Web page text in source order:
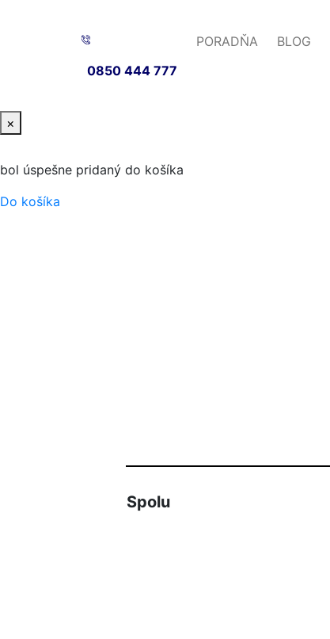
0850 444 777
PORADŇA BLOG
×
bol úspešne pridaný do košíka
Do košíka
Spolu